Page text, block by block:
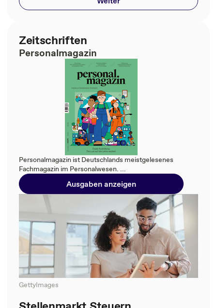
Zeitschriften
Personalmagazin
Personalmagazin ist Deutschlands meistgelesenes
Fachmagazin im Personalwesen. ...
Ausgaben anzeigen
GettyImages